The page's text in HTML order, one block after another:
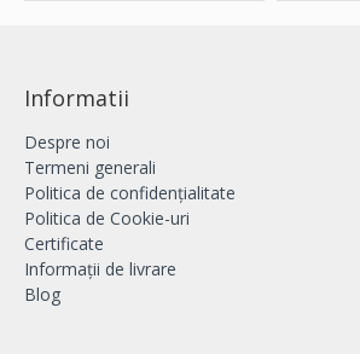
Informatii
Despre noi
Termeni generali
Politica de confidențialitate
Politica de Cookie-uri
Certificate
Informații de livrare
Blog